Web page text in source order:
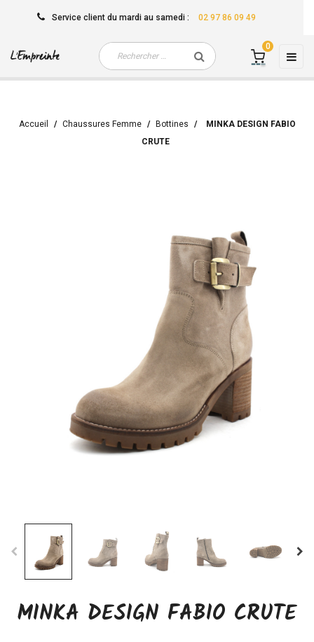
Service client du mardi au samedi : 02 97 86 09 49
☰
0
Accueil Chaussures Femme Bottines
MINKA DESIGN FABIO
CRUTE
MINKA DESIGN FABIO CRUTE